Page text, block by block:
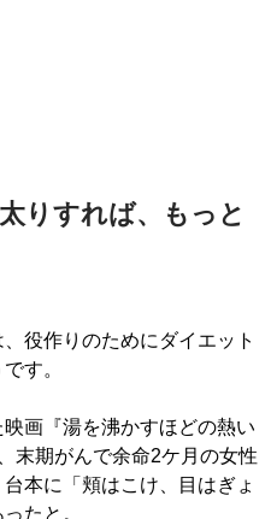
りすれば、もっと
役作りのためにダイエット
す。
画『湯を沸かすほどの熱い
末期がんで余命2ケ月の女性
本に「頬はこけ、目はぎょ
たと。